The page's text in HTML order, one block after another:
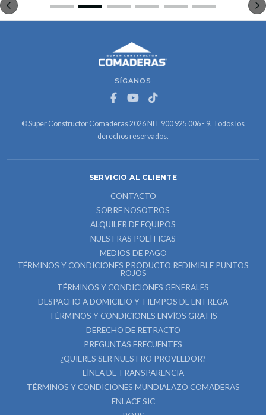
SÍGANOS
© Super Constructor Comaderas 2026 NIT 900 925 006 - 9. Todos los
derechos reservados.
SERVICIO AL CLIENTE
CONTACTO
SOBRE NOSOTROS
ALQUILER DE EQUIPOS
NUESTRAS POLÍTICAS
MEDIOS DE PAGO
TÉRMINOS Y CONDICIONES PRODUCTO REDIMIBLE PUNTOS
ROJOS
TÉRMINOS Y CONDICIONES GENERALES
DESPACHO A DOMICILIO Y TIEMPOS DE ENTREGA
TÉRMINOS Y CONDICIONES ENVÍOS GRATIS
DERECHO DE RETRACTO
PREGUNTAS FRECUENTES
¿QUIERES SER NUESTRO PROVEEDOR?
LÍNEA DE TRANSPARENCIA
TÉRMINOS Y CONDICIONES MUNDIALAZO COMADERAS
ENLACE SIC